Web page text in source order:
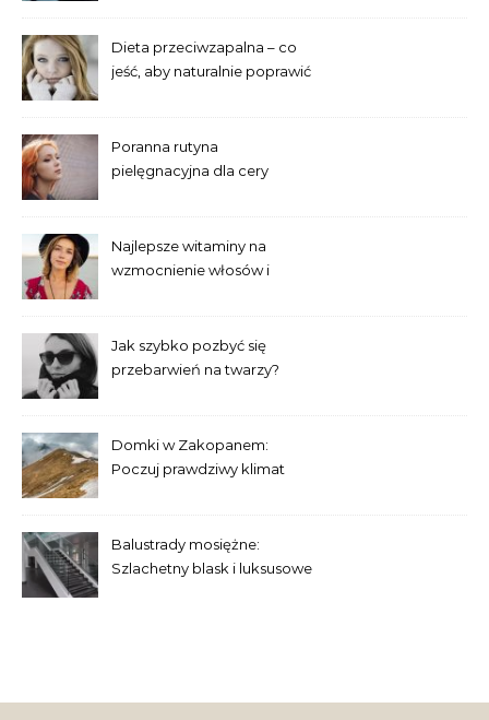
Dieta przeciwzapalna – co
jeść, aby naturalnie poprawić
Poranna rutyna
pielęgnacyjna dla cery
Najlepsze witaminy na
wzmocnienie włosów i
Jak szybko pozbyć się
przebarwień na twarzy?
Domki w Zakopanem:
Poczuj prawdziwy klimat
Balustrady mosiężne:
Szlachetny blask i luksusowe